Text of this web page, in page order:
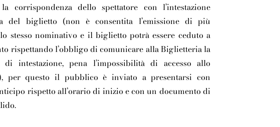
corrispondenza dello spettatore con l’intestazione
del biglietto(non è consentita l’emissione di più
stesso nominativo e il biglietto potrà essere ceduto a
rispettando l’obbligo di comunicare alla Biglietteria la
di intestazione, pena l’impossibilità di accesso allo
per questo il pubblico è inviato a presentarsi con
rispetto all’orario di inizio e con un documento di